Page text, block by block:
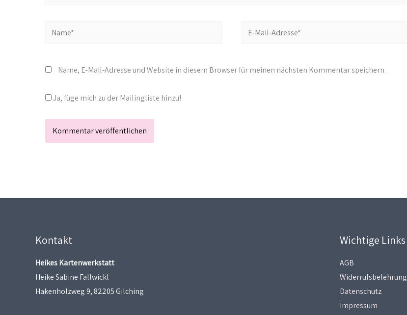
Name*
Name, E-Mail-Adresse und Website in diesem Browser für meinen nächsten Kommentar speichern.
Ja, füge mich zu der Mailingliste hinzu!
Kontakt
Heikes Kartenwerkstatt
Heike Sabine Fallwickl
Hakenholzweg 9, 82205 Gilching
Wichtige Links
AGB
Widerrufsbelehrung
Datenschutz
Impressum